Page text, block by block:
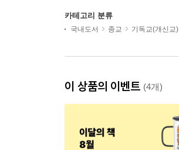
카테고리 분류
국내도서 종교 기독교(개신교)
이 상품의 이벤트 (4개)